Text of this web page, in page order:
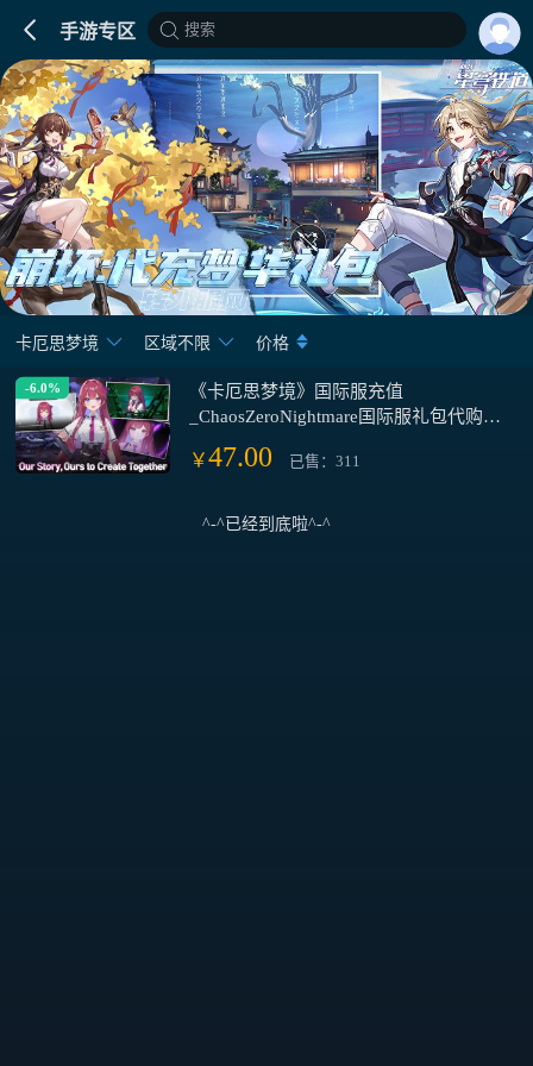
手游专区 搜索
卡厄思梦境 区域不限 价格
-6.0%
《卡厄思梦境》国际服充值
_ChaosZeroNightmare国际服礼包代购、
￥47.00 已售：311
^-^已经到底啦^-^